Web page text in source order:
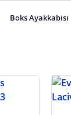
Boks Ayakkabısı